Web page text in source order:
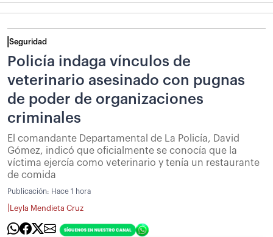
Seguridad
Policía indaga vínculos de
veterinario asesinado con pugnas
de poder de organizaciones
criminales
El comandante Departamental de La Policía, David
Gómez, indicó que oficialmente se conocía que la
víctima ejercía como veterinario y tenía un restaurante
de comida
Publicación: Hace 1 hora
Leyla Mendieta Cruz